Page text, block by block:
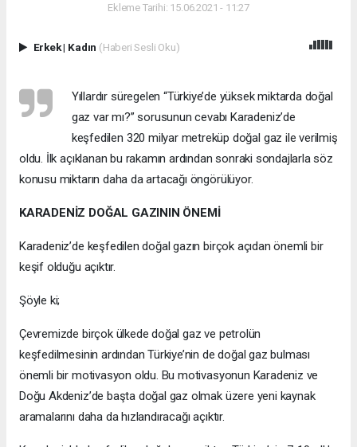
Ekleme Tarihi: 15.06.2021 - 11:27
Erkek| Kadın (Haberi Sesli Oku)
Yıllardır süregelen “Türkiye’de yüksek miktarda doğal
gaz var mı?” sorusunun cevabı Karadeniz’de
keşfedilen 320 milyar metreküp doğal gaz ile verilmiş
oldu. İlk açıklanan bu rakamın ardından sonraki sondajlarla söz
konusu miktarın daha da artacağı öngörülüyor.
KARADENİZ DOĞAL GAZININ ÖNEMİ
Karadeniz’de keşfedilen doğal gazın birçok açıdan önemli bir
keşif olduğu açıktır.
Şöyle ki;
Çevremizde birçok ülkede doğal gaz ve petrolün
keşfedilmesinin ardından Türkiye’nin de doğal gaz bulması
önemli bir motivasyon oldu. Bu motivasyonun Karadeniz ve
Doğu Akdeniz’de başta doğal gaz olmak üzere yeni kaynak
aramalarını daha da hızlandıracağı açıktır.